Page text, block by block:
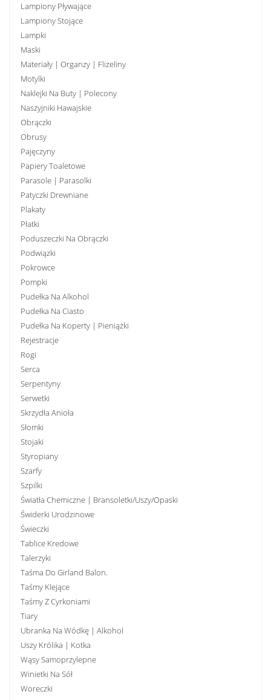
Lampiony Pływające
Lampiony Stojące
Lampki
Maski
Materiały | Organzy | Flizeliny
Motylki
Naklejki Na Buty | Polecony
Naszyjniki Hawajskie
Obrączki
Obrusy
Pajęczyny
Papiery Toaletowe
Parasole | Parasolki
Patyczki Drewniane
Plakaty
Płatki
Poduszeczki Na Obrączki
Podwiązki
Pokrowce
Pompki
Pudełka Na Alkohol
Pudełka Na Ciasto
Pudełka Na Koperty | Pieniążki
Rejestracje
Rogi
Serca
Serpentyny
Serwetki
Skrzydła Anioła
Słomki
Stojaki
Styropiany
Szarfy
Szpilki
Światła Chemiczne | Bransoletki/uszy/opaski
Świderki Urodzinowe
Świeczki
Tablice Kredowe
Talerzyki
Taśma Do Girland Balon.
Taśmy Klejące
Taśmy Z Cyrkoniami
Tiary
Ubranka Na Wódkę | Alkohol
Uszy Królika | Kotka
Wąsy Samoprzylepne
Winietki Na Sół
Woreczki